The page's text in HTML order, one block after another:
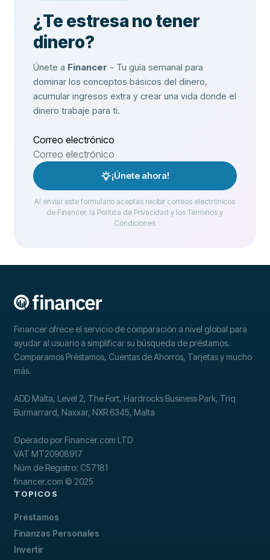
¿Te estresa no tener
dinero?
Únete a Financer - Tu guía semanal para
dominar los conceptos básicos del dinero,
acumular ingresos extra y crear una vida donde el
dinero trabaje para ti.
Correo electrónico
¡Únete ahora!
Al enviar este formulario aceptas recibir correos electrónicos
de Financer, la Política de Privacidad y los Términos y
Condiciones
Financer ofrece el servicio de comparación a nivel global para
ayudar al usuario a simplificar su búsqueda de préstamos.
Comparamos Préstamos, Cuentas de Ahorros, Tarjetas y mucho
más.
ADD Malta, Level 2, The Fort, Hardrocks Business Park, Triq
Burmarrard, Naxxar, NXR 6345, Malta
Operado por Financer.com LTD
VAT MT20908917
Núm de Registro: C57181
financer.com © 2025
TOPICOS
Préstamos
Finanzas Personales
Invertir